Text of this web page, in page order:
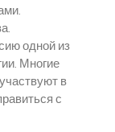
одной из
Многие
в
с